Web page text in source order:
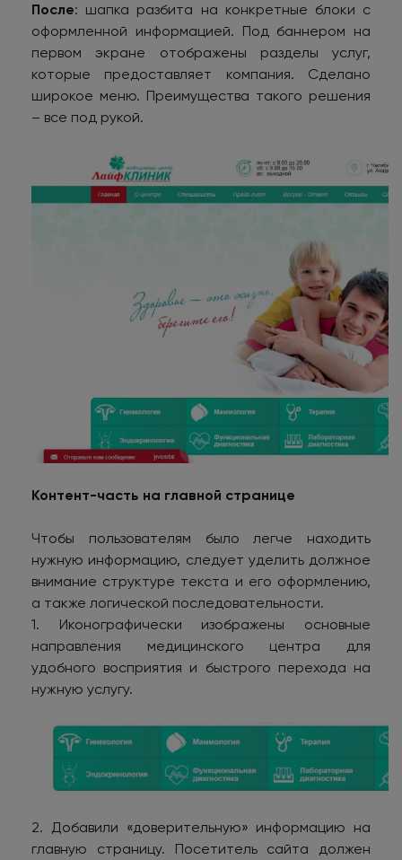
После: шапка разбита на конкретные блоки с
оформленной информацией. Под баннером на
первом экране отображены разделы услуг,
которые предоставляет компания. Сделано
широкое меню. Преимущества такого решения
– все под рукой.
Контент-часть на главной странице
Чтобы пользователям было легче находить
нужную информацию, следует уделить должное
внимание структуре текста и его оформлению,
а также логической последовательности.
1. Иконографически изображены основные
направления медицинского центра для
удобного восприятия и быстрого перехода на
нужную услугу.
2. Добавили «доверительную» информацию на
главную страницу. Посетитель сайта должен